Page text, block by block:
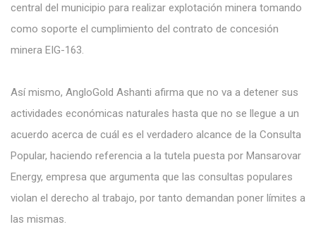
central del municipio para realizar explotación minera tomando
como soporte el cumplimiento del contrato de concesión
minera EIG-163.
Así mismo, AngloGold Ashanti afirma que no va a detener sus
actividades económicas naturales hasta que no se llegue a un
acuerdo acerca de cuál es el verdadero alcance de la Consulta
Popular, haciendo referencia a la tutela puesta por Mansarovar
Energy, empresa que argumenta que las consultas populares
violan el derecho al trabajo, por tanto demandan poner límites a
las mismas.